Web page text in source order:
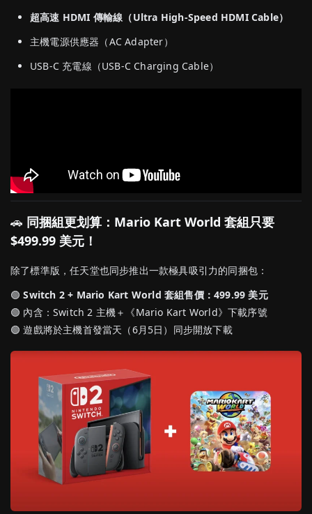
超高速 HDMI 傳輸線（Ultra High-Speed HDMI Cable）
主機電源供應器（AC Adapter）
USB-C 充電線（USB-C Charging Cable）
🚗 同捆組更划算：Mario Kart World 套組只要
$499.99 美元！
除了標準版，任天堂也同步推出一款極具吸引力的同捆包：
🟢Switch 2 + Mario Kart World 套組售價：499.99 美元
🟢 內含：Switch 2 主機＋《Mario Kart World》下載序號
🟢 遊戲將於主機首發當天（6月5日）同步開放下載